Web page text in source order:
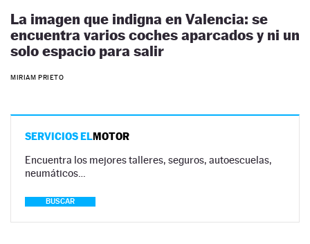
La imagen que indigna en Valencia: se
encuentra varios coches aparcados y ni un
solo espacio para salir
MIRIAM PRIETO
SERVICIOS ELMOTOR
Encuentra los mejores talleres, seguros, autoescuelas,
neumáticos…
BUSCAR